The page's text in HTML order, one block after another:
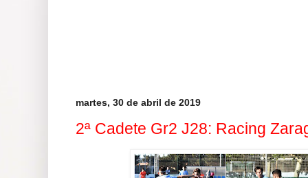
martes, 30 de abril de 2019
2ª Cadete Gr2 J28: Racing